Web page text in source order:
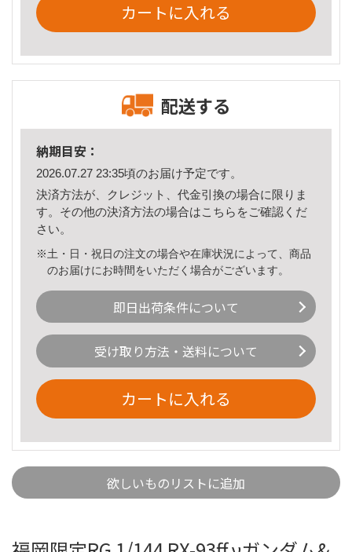
カートに入れる
配送する
納期目安：
2026.07.27 23:35頃のお届け予定です。
決済方法が、クレジット、代金引換の場合に限りま
す。その他の決済方法の場合はこちら をご確認くだ
さい。
※土・日・祝日の注文の場合や在庫状況によって、商品
のお届けにお時間をいただく場合がございます。
即日出荷条件について
受け取り方法・送料について
カートに入れる
欲しいものリストに追加